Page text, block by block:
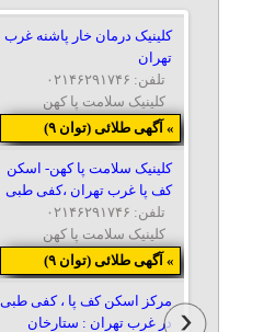
کلینیک درمان خار پاشنه غرب
تهران
کلینیک سلامت پا کهن
تلفن: ۰۲۱۴۶۲۹۱۷۴۶
» آگهی طلائی (توان ۹)
کلینیک سلامت پا کهن- اسکن
کف پا غرب تهران ،کفی طبی
کلینیک سلامت پا کهن
تلفن: ۰۲۱۴۶۲۹۱۷۴۶
» آگهی طلائی (توان ۹)
مرکز اسکن کف پا ، کفی طبی
در غرب تهران : ستارخان